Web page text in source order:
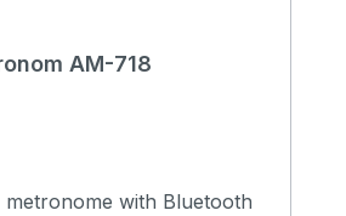
AM-718
metronome with Bluetooth